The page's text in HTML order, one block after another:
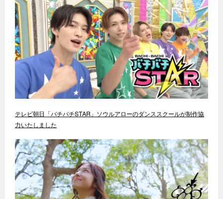
テレビ朝日「バチバチSTAR」ソウルアローのダンススクールが制作協
力いたしました